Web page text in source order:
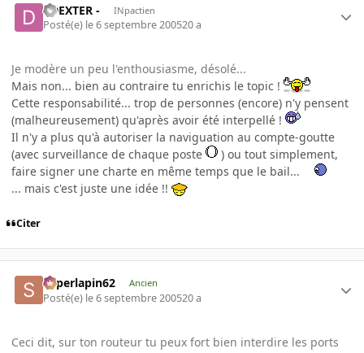
- DEXTER - INpactien
Posté(e) le 6 septembre 200520 a
Je modère un peu l'enthousiasme, désolé...
Mais non... bien au contraire tu enrichis le topic !
Cette responsabilité... trop de personnes (encore) n'y pensent
(malheureusement) qu'après avoir été interpellé !
Il n'y a plus qu'à autoriser la naviguation au compte-goutte
(avec surveillance de chaque poste
) ou tout simplement,
faire signer une charte en même temps que le bail...
... mais c'est juste une idée !!
Citer
superlapin62 Ancien
Posté(e) le 6 septembre 200520 a
Ceci dit, sur ton routeur tu peux fort bien interdire les ports